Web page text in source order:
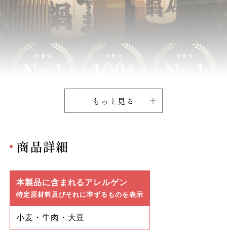
もっと見る
商品詳細
本製品に含まれるアレルゲン
特定原材料及びそれに準ずるものを表示
小麦・牛肉・大豆